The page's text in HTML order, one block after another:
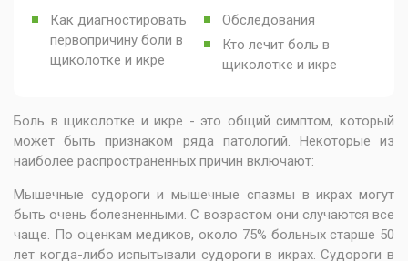
Как диагностировать
первопричину боли в
щиколотке и икре
Обследования
Кто лечит боль в
щиколотке и икре
Боль в щиколотке и икре - это общий симптом, который
может быть признаком ряда патологий. Некоторые из
наиболее распространенных причин включают:
Мышечные судороги и мышечные спазмы в икрах могут
быть очень болезненными. С возрастом они случаются все
чаще. По оценкам медиков, около 75% больных старше 50
лет когда-либо испытывали судороги в икрах. Судороги в